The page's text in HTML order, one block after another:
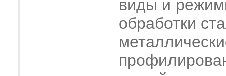
виды и
обработки